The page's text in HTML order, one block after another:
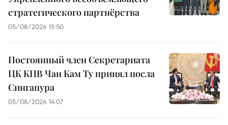
стратегического партнёрства
05/08/2026 15:50
Постоянный член Секретариата
ЦК КПВ Чан Кам Ту принял посла
Сингапура
05/08/2026 14:07